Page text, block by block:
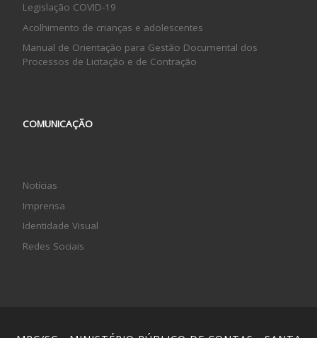
Legislação COVID-19
Acolhimento de crianças e adolescentes
Manual de Orientação para Gestão Documental dos
Processos de Licitação e de Contração
COMUNICAÇÃO
Notícias
Imprensa
Identidade Visual
Redes Sociais